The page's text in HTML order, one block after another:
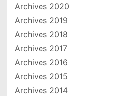
Archives 2020
Archives 2019
Archives 2018
Archives 2017
Archives 2016
Archives 2015
Archives 2014